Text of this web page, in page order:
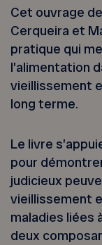
Cet ouvrage
Cerqueira et
pratique qui
l’alimentation
vieillissement
long terme.
Le livre
pour
judicieux
vieillissement
maladies liées
deux